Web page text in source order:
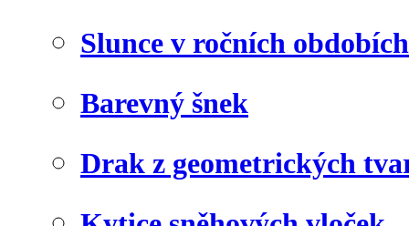
Slunce v ročních obdobích
Barevný šnek
Drak z geometrických